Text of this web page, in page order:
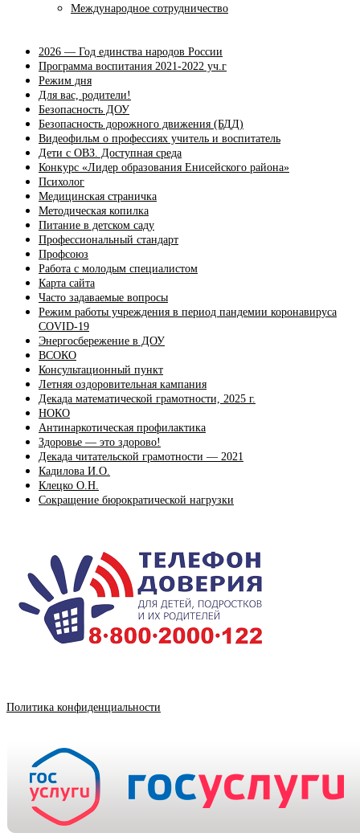
Международное сотрудничество
2026 — Год единства народов России
Программа воспитания 2021-2022 уч.г
Режим дня
Для вас, родители!
Безопасность ДОУ
Безопасность дорожного движения (БДД)
Видеофильм о профессиях учитель и воспитатель
Дети с ОВЗ. Доступная среда
Конкурс «Лидер образования Енисейского района»
Психолог
Медицинская страничка
Методическая копилка
Питание в детском саду
Профессиональный стандарт
Профсоюз
Работа с молодым специалистом
Карта сайта
Часто задаваемые вопросы
Режим работы учреждения в период пандемии коронавируса
COVID-19
Энергосбережение в ДОУ
ВСОКО
Консультационный пункт
Летняя оздоровительная кампания
Декада математической грамотности, 2025 г.
НОКО
Антинаркотическая профилактика
Здоровье — это здорово!
Декада читательской грамотности — 2021
Кадилова И.О.
Клецко О.Н.
Сокращение бюрократической нагрузки
Политика конфиденциальности